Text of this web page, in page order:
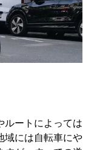
ルートによっては
域には自転車にや